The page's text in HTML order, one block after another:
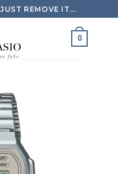
REMOVE IT...
0